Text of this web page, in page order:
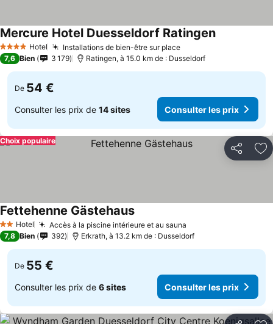
4 Étoiles Hotel Installations de bien-être sur place
Mercure Hotel Duesseldorf Ratingen
7,6 Bien 3 179 Ratingen, à 15.0 km de : Dusseldorf
De 54 €
Consulter les prix de 14 sites Consulter les prix
Partager
Choix populaire
2 Étoiles
Hotel Accès à la piscine intérieure et au sauna
Fettehenne Gästehaus
7,8 Bien 392 Erkrath, à 13.2 km de : Dusseldorf
De 55 €
Consulter les prix de 6 sites Consulter les prix